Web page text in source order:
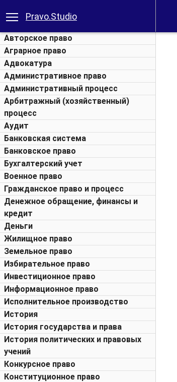
Pravo.Studio
Авторское право
Аграрное право
Адвокатура
Административное право
Административный процесс
Арбитражный (хозяйственный)
процесс
Аудит
Банковская система
Банковское право
Бухгалтерский учет
Военное право
Гражданское право и процесс
Денежное обращение, финансы и
кредит
Деньги
Жилищное право
Земельное право
Избирательное право
Инвестиционное право
Информационное право
Исполнительное производство
История
История государства и права
История политических и правовых
учений
Конкурсное право
Конституционное право